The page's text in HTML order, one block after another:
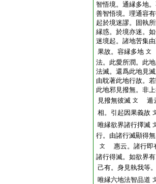
智悟境。通縁多地
善智悟境。理通容
起於境迷謬。固執
縁惑。於境亦迷。
迷境起。諸地苦集
果故。容縁多地 文
法。此愛所潤。此
法滅。還爲此地見
由耽著此地行故。
此地邪見撥無。非
見撥無彼滅 文
遁
相。引起因果義故
唯縁欲界諸行擇滅
行。由諸行滅顯得
文
惠云。諸行即
諸行得滅。如欲界
己有。身見執我等
唯縁六地法智品道